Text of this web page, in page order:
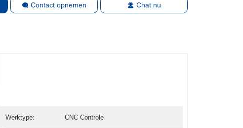
Contact opnemen Chat nu
Werktype: CNC Controle